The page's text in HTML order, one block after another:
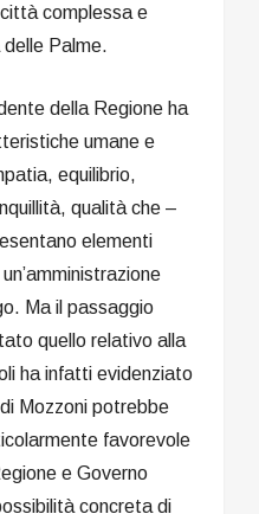
complessa e
Palme.
della Regione ha
umane e
equilibrio,
qualità che –
elementi
Ma il passaggio
quello relativo alla
ha infatti evidenziato
Mozzoni potrebbe
favorevole
e Governo
concreta di